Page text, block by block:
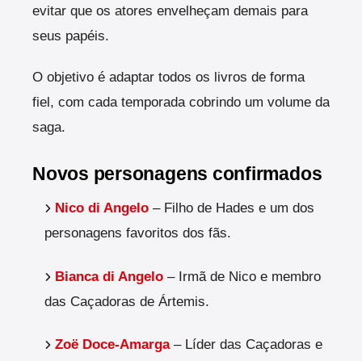
evitar que os atores envelheçam demais para
seus papéis.
O objetivo é adaptar todos os livros de forma
fiel, com cada temporada cobrindo um volume da
saga.
Novos personagens confirmados
Nico di Angelo – Filho de Hades e um dos
personagens favoritos dos fãs.
Bianca di Angelo – Irmã de Nico e membro
das Caçadoras de Ártemis.
Zoë Doce-Amarga– Líder das Caçadoras e